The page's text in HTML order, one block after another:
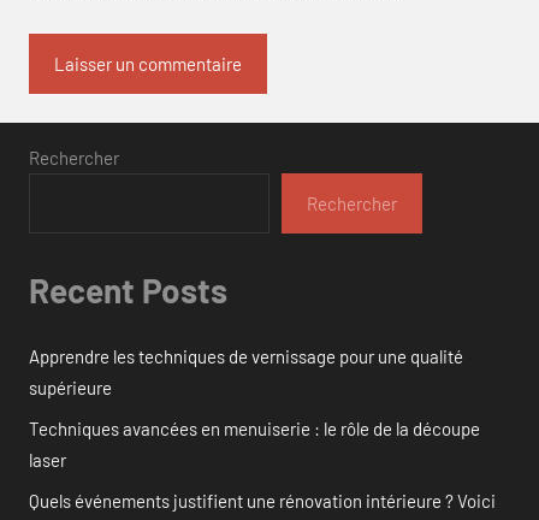
Rechercher
Rechercher
Recent Posts
Apprendre les techniques de vernissage pour une qualité
supérieure
Techniques avancées en menuiserie : le rôle de la découpe
laser
Quels événements justifient une rénovation intérieure ? Voici